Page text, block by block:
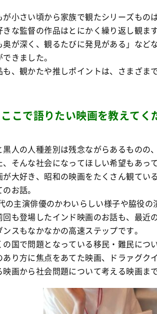
が小さい頃から家族で観たシリーズもの
きな監督の作品はとにかく繰り返し観ま
奥が深く、観るたびに発見がある」など
きました。
も、観かたや推しポイントは、さまざま
こで語りたい映画を教えてく
人の人種差別は残念ながらあるものの
そんな社会になってほしい希望もあっ
が大好き、昭和の映画をたくさん観てい
お話。
の主演俳優のかわいらしい様子や脇役の
回も登場したインド映画のお話も、最近
ンスもなかなかの高速ステップです。
の国で問題となっている移民・難民につ
あり方に焦点をあてた映画、ドラァグク
映画から社会問題について考える映画ま